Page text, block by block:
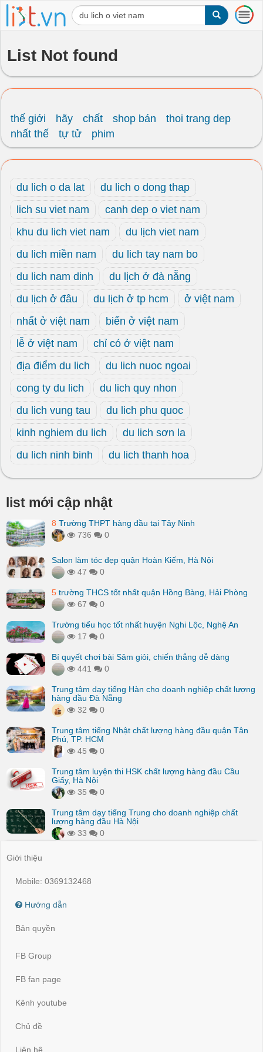
T
o
t
List Not found
thế giới hãy chất shop bán
thoi trang dep
nhất thế
tự tử phim
du lich o da lat
du lich o dong thap
lich su viet nam
canh dep o viet nam
khu du lich viet nam
du lịch viet nam
du lich miền nam
du lich tay nam bo
du lich nam dinh
du lịch ở đà nẵng
du lịch ở đâu
du lịch ở tp hcm
ở việt nam
nhất ở việt nam
biển ở việt nam
lễ ở việt nam
chỉ có ở việt nam
địa điểm du lich
du lich nuoc ngoai
cong ty du lich
du lich quy nhon
du lich vung tau
du lich phu quoc
kinh nghiem du lich
du lich sơn la
du lich ninh binh
du lich thanh hoa
list mới cập nhật
8 Trường THPT hàng đầu tại Tây Ninh
736
0
Salon làm tóc đẹp quận Hoàn Kiếm, Hà Nội
47
0
5 trường THCS tốt nhất quận Hồng Bàng, Hải Phòng
67
0
Trường tiểu học tốt nhất huyện Nghi Lộc, Nghệ An
17
0
Bí quyết chơi bài Sâm giỏi, chiến thắng dễ dàng
441
0
Trung tâm dạy tiếng Hàn cho doanh nghiệp chất lượng
hàng đầu Đà Nẵng
32
0
Trung tâm tiếng Nhật chất lượng hàng đầu quận Tân
Phú, TP. HCM
45
0
Trung tâm luyện thi HSK chất lượng hàng đầu Cầu
Giấy, Hà Nội
35
0
Trung tâm dạy tiếng Trung cho doanh nghiệp chất
lượng hàng đầu Hà Nội
33
0
Giới thiệu
Mobile: 0369132468
Hướng dẫn
Bản quyền
FB Group
FB fan page
Kênh youtube
Chủ đề
Liên hệ